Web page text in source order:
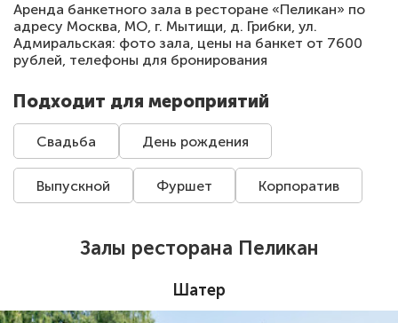
Аренда банкетного зала в ресторане «Пеликан» по
адресу Москва, МО, г. Мытищи, д. Грибки, ул.
Адмиральская: фото зала, цены на банкет от 7600
рублей, телефоны для бронирования
Подходит для мероприятий
Свадьба День рождения
Выпускной Фуршет Корпоратив
Залы ресторана Пеликан
Шатер